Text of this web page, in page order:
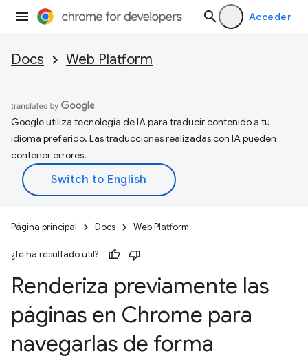
Acceder
Docs Web Platform
Google utiliza tecnología de IA para traducir contenido a tu
idioma preferido. Las traducciones realizadas con IA pueden
contener errores.
Página principal Docs Web Platform
¿Te ha resultado útil?
Renderiza previamente las
páginas en Chrome para
navegarlas de forma